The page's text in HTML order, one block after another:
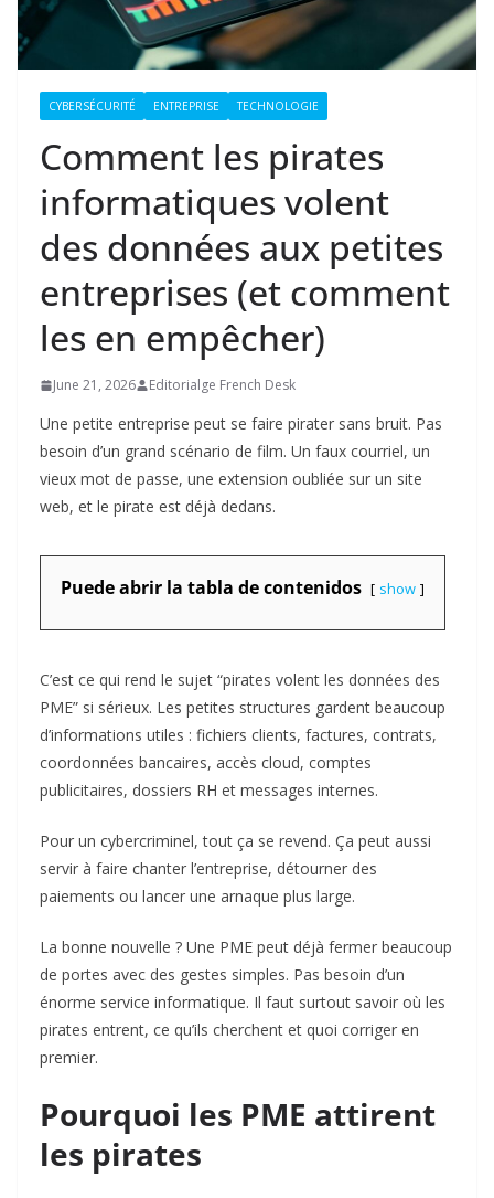
CYBERSÉCURITÉ ENTREPRISE TECHNOLOGIE
Comment les pirates
informatiques volent
des données aux petites
entreprises (et comment
les en empêcher)
June 21, 2026 Editorialge French Desk
Une petite entreprise peut se faire pirater sans bruit. Pas
besoin d’un grand scénario de film. Un faux courriel, un
vieux mot de passe, une extension oubliée sur un site
web, et le pirate est déjà dedans.
Puede abrir la tabla de contenidos show
C’est ce qui rend le sujet “pirates volent les données des
PME” si sérieux. Les petites structures gardent beaucoup
d’informations utiles : fichiers clients, factures, contrats,
coordonnées bancaires, accès cloud, comptes
publicitaires, dossiers RH et messages internes.
Pour un cybercriminel, tout ça se revend. Ça peut aussi
servir à faire chanter l’entreprise, détourner des
paiements ou lancer une arnaque plus large.
La bonne nouvelle ? Une PME peut déjà fermer beaucoup
de portes avec des gestes simples. Pas besoin d’un
énorme service informatique. Il faut surtout savoir où les
pirates entrent, ce qu’ils cherchent et quoi corriger en
premier.
Pourquoi les PME attirent
les pirates